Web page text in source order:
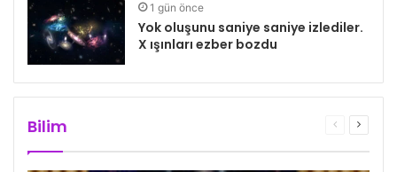
1 gün önce
Yok oluşunu saniye saniye izlediler.
X ışınları ezber bozdu
Bilim
ÖncekiSonraki